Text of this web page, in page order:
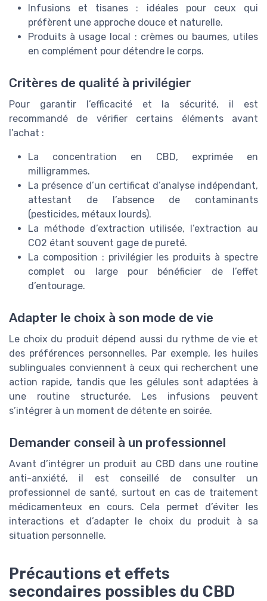
Infusions et tisanes : idéales pour ceux qui
préfèrent une approche douce et naturelle.
Produits à usage local : crèmes ou baumes, utiles
en complément pour détendre le corps.
Critères de qualité à privilégier
Pour garantir l’efficacité et la sécurité, il est
recommandé de vérifier certains éléments avant
l’achat :
La concentration en CBD, exprimée en
milligrammes.
La présence d’un certificat d’analyse indépendant,
attestant de l’absence de contaminants
(pesticides, métaux lourds).
La méthode d’extraction utilisée, l’extraction au
CO2 étant souvent gage de pureté.
La composition : privilégier les produits à spectre
complet ou large pour bénéficier de l’effet
d’entourage.
Adapter le choix à son mode de vie
Le choix du produit dépend aussi du rythme de vie et
des préférences personnelles. Par exemple, les huiles
sublinguales conviennent à ceux qui recherchent une
action rapide, tandis que les gélules sont adaptées à
une routine structurée. Les infusions peuvent
s’intégrer à un moment de détente en soirée.
Demander conseil à un professionnel
Avant d’intégrer un produit au CBD dans une routine
anti-anxiété, il est conseillé de consulter un
professionnel de santé, surtout en cas de traitement
médicamenteux en cours. Cela permet d’éviter les
interactions et d’adapter le choix du produit à sa
situation personnelle.
Précautions et effets
secondaires possibles du CBD